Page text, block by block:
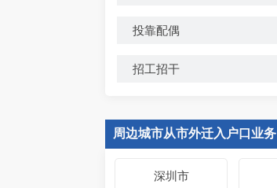
投靠配偶
招工招干
周边城市从市外迁入户口业务
深圳市